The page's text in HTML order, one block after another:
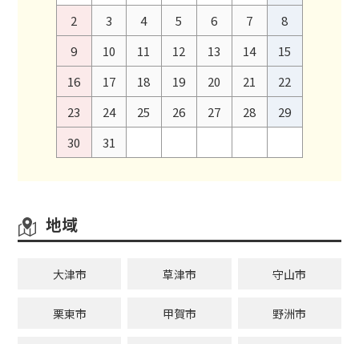
2
3 4 5 6 7
8
9
10 11 12 13 14
15
16
17 18 19 20 21
22
23
24 25 26 27 28
29
30
31
地域
大津市 草津市 守山市
栗東市 甲賀市 野洲市